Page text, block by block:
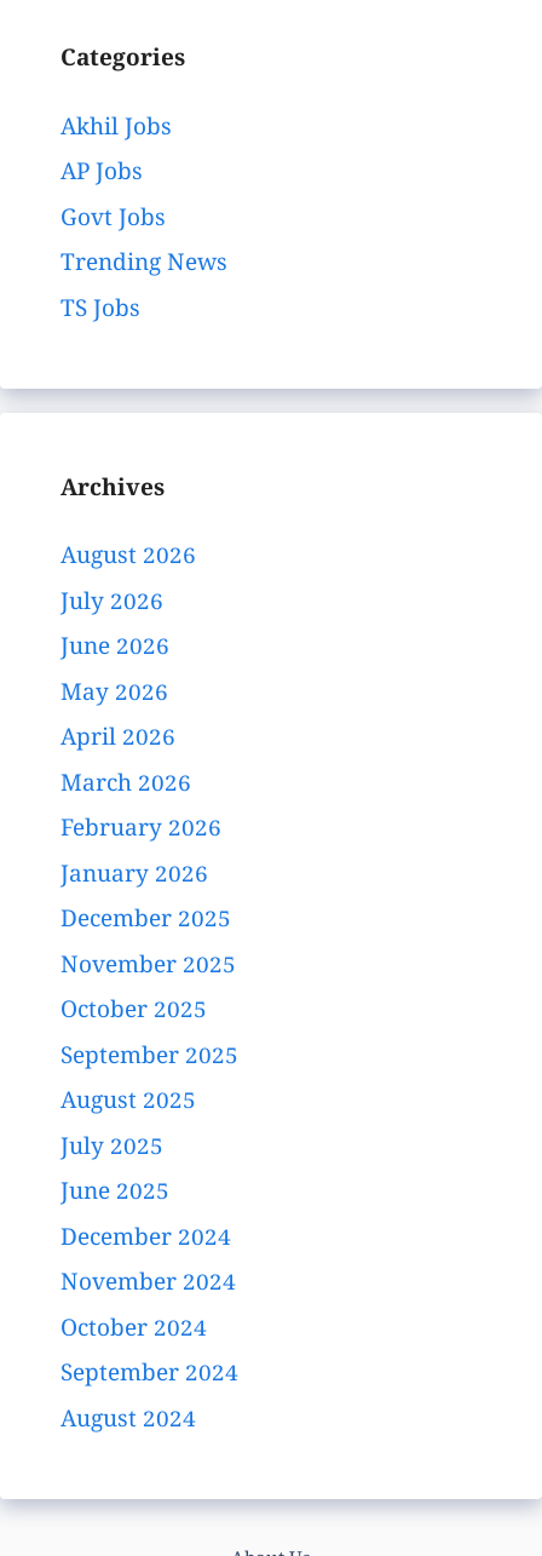
Categories
Akhil Jobs
AP Jobs
Govt Jobs
Trending News
TS Jobs
Archives
August 2026
July 2026
June 2026
May 2026
April 2026
March 2026
February 2026
January 2026
December 2025
November 2025
October 2025
September 2025
August 2025
July 2025
June 2025
December 2024
November 2024
October 2024
September 2024
August 2024